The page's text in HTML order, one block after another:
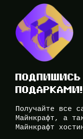
ПОДПИШИСЬ
ПОДАРКАМИ!
Получайте все
Майнкрафт, а
Майнкрафт